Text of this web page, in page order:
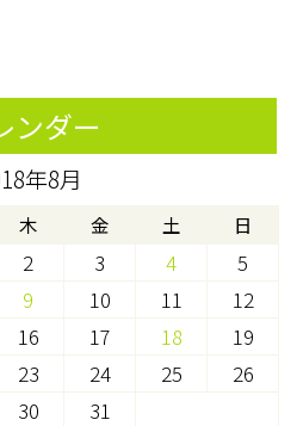
ンダー
年8月
木 金 土 日
2 3 4
5
9 10 11
12
16 17 18
19
23 24 25
26
30 31